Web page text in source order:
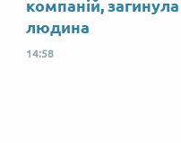
компаній, загинула
людина
14:58